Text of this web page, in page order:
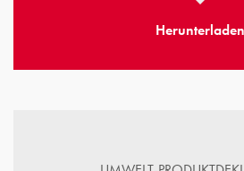
Herunterladen